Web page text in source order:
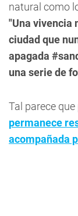
natural como
"Una vivencia
ciudad que
apagada
una serie de
Tal parece
permanece
acompañada